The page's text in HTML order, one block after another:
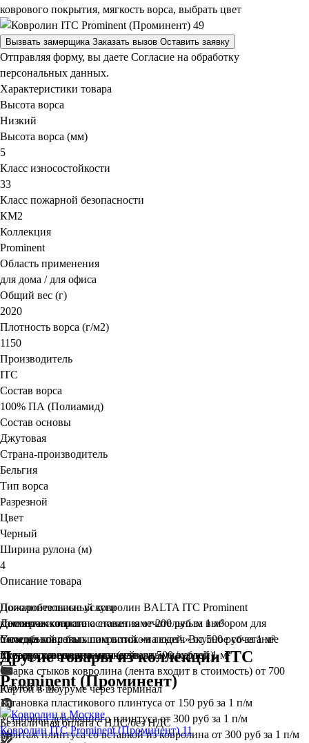
коврового покрытия, мягкость ворса, выбрать цвет
Вызвать замерщика Заказать вызов Оставить заявку
Отправляя форму, вы даете Согласие на обработку
персональных данных.
Характеристики товара
Высота ворса
Низкий
Высота ворса (мм)
5
Класс износостойкости
33
Класс пожарной безопасности
КМ2
Коллекция
Prominent
Область применения
для дома / для офиса
Общий вес (г)
2020
Плотность ворса (г/м2)
1150
Производитель
ITC
Состав ворса
100% ПА (Полиамид)
Состав основы
Джутовая
Страна-производитель
Бельгия
Тип ворса
Разрезной
Цвет
Черный
Ширина рулона (м)
4
Описание товара
Пожаробезопасный ковролин BALTA ITC Prominent
коммерческого типа станет замечательным выбором для
помещений с большим потоком людей. Вкусное сочетание
цветового решения и качества.
Дополнительные услуги
Демонтаж старого основания от 200 руб за 1 м²
Укладка ковровых покрытий «на скотч» от 500 руб за 1 м²
Укладка ковролина «на клей» от 500 рублей 1 м²
Сварка стыков ковролина (лента входит в стоимость) от 700
рублей п. м.
Установка пластикового плинтуса от 150 руб за 1 п/м
Установка деревянного плинтуса от 300 руб за 1 п/м
Монтаж плинтуса со вставкой из ковролина от 300 руб за 1 п/м
Доставка и оплата
Способы оплаты
Курьеру при получении (наличными/картой)
Картой в шоуруме через терминал
Безналичная оплата с НДС/без НДС
Другие товары из коллекции ITC
Prominent (Проминент)
Ковролин ITC Prominent (Проминент) 11